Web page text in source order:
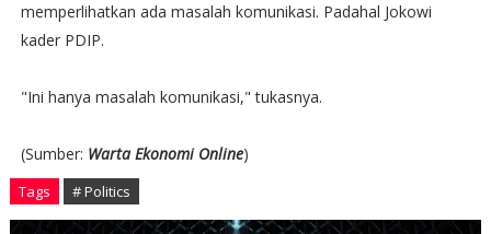
memperlihatkan ada masalah komunikasi. Padahal Jokowi
kader PDIP.
"Ini hanya masalah komunikasi," tukasnya.
(Sumber: Warta Ekonomi Online)
Tags # Politics